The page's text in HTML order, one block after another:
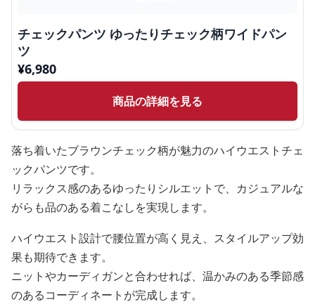
チェックパンツ ゆったりチェック柄ワイドパン
ツ
¥6,980
商品の詳細を見る
落ち着いたブラウンチェック柄が魅力のハイウエストチェ
ックパンツです。
リラックス感のあるゆったりシルエットで、カジュアルな
がらも品のある着こなしを実現します。
ハイウエスト設計で腰位置が高く見え、スタイルアップ効
果も期待できます。
ニットやカーディガンと合わせれば、温かみのある季節感
のあるコーディネートが完成します。